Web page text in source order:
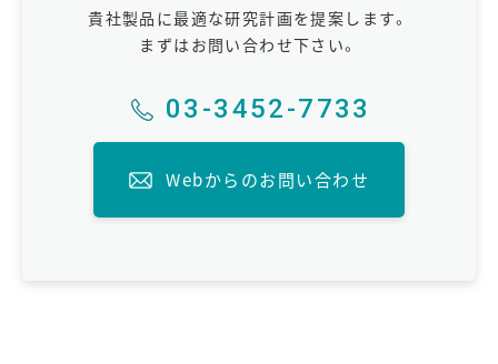
貴社製品に最適な研究計画を提案します。
まずはお問い合わせ下さい。
03-3452-7733
Webからのお問い合わせ